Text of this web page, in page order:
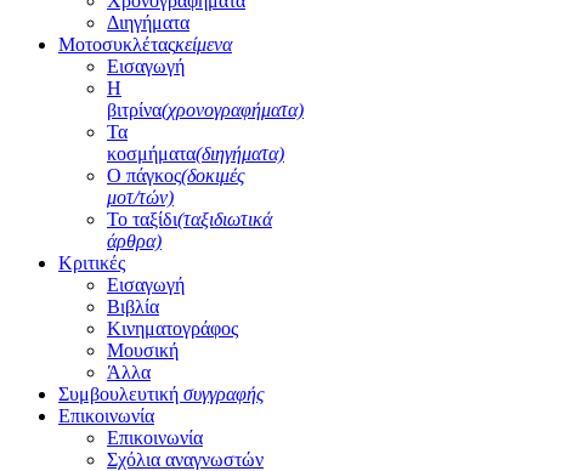
Διηγήματα
Μοτοσυκλέταςκείμενα
Εισαγωγή
Η
βιτρίνα(χρονογραφήματα)
Τα
κοσμήματα(διηγήματα)
Ο πάγκος(δοκιμές
μοτ/τών)
Το ταξίδι(ταξιδιωτικά
άρθρα)
Κριτικές
Εισαγωγή
Βιβλία
Κινηματογράφος
Μουσική
Άλλα
Συμβουλευτική συγγραφής
Επικοινωνία
Επικοινωνία
Σχόλια αναγνωστών